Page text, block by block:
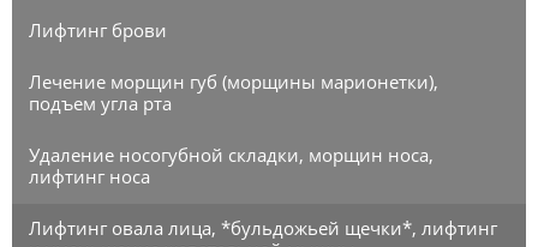
Лифтинг брови
Лечение морщин губ (морщины марионетки),
подъем угла рта
Удаление носогубной складки, морщин носа,
лифтинг носа
Лифтинг овала лица, *бульдожьей щечки*, лифтинг